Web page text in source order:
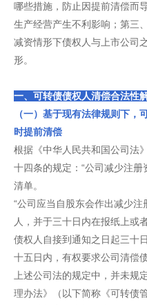
哪些措施，防止因提前清偿而
生产经营产生不利影响；第三
减资情形下债权人与上市公司
形。
一、可转债债权人清偿合法性
（一）基于现有法律规则下
时提前清偿
根据《中华人民共和国公司法
十四条的规定：“公司减少注
清单。
“公司应当自股东会作出减少
人，并于三十日内在报纸上或
债权人自接到通知之日起三十
十五日内，有权要求公司清偿
上述公司法的规定中，并未规
理办法》（以下简称《可转债